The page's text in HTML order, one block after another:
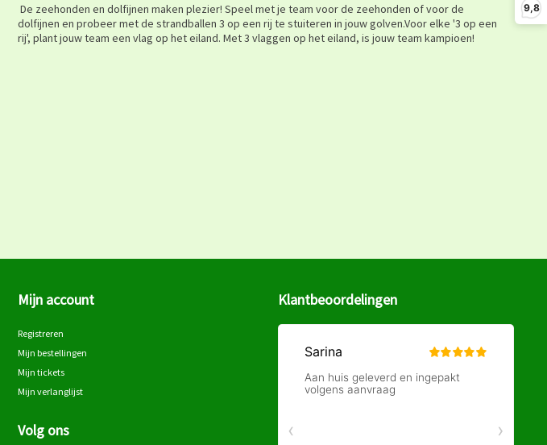
9,8
De zeehonden en dolfijnen maken plezier! Speel met je team voor de zeehonden of voor de
dolfijnen en probeer met de strandballen 3 op een rij te stuiteren in jouw golven.Voor elke '3 op een
rij', plant jouw team een vlag op het eiland. Met 3 vlaggen op het eiland, is jouw team kampioen!
Mijn account
Registreren
Mijn bestellingen
Mijn tickets
Mijn verlanglijst
Volg ons
Klantbeoordelingen